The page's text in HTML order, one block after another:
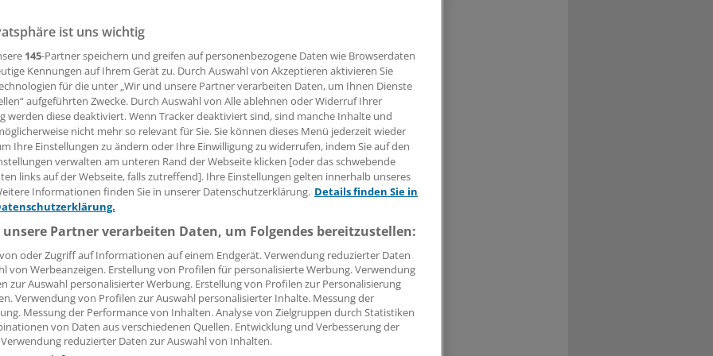
Leserin, lieber Leser,
Beitrag können Sie lesen, sobald Sie sich eingeloggt haben.
Jetzt anmelden »
Kostenlos registrieren »
vergessen?
Problem beim Login?
ist mit wenigen Klicks erledigt und kostenlos.
des kostenlosen Login:
Analysen, Hintergründe und Infografiken
Interviews und Praxis-Tipps
auf allemedizinischen Berichte und Kommentare
Voraussetzungen für den Zugang
ist uns wichtig
145-Partner speichern und greifen auf personenbezogene Daten wie Browserdaten
Kennungen auf Ihrem Gerät zu. Durch Auswahl von Akzeptieren aktivieren Sie
für die unter „Wir und unsere Partner verarbeiten Daten, um Ihnen Dienste
aufgeführten Zwecke. Durch Auswahl von Alle ablehnen oder Widerruf Ihrer
werden diese deaktiviert. Wenn Tracker deaktiviert sind, sind manche Inhalte und
nicht mehr so relevant für Sie. Sie können dieses Menü jederzeit wieder
Ihre Einstellungen zu ändern oder Ihre Einwilligung zu widerrufen, indem Sie auf den
verwalten am unteren Rand der Webseite klicken [oder das schwebende
links auf der Webseite, falls zutreffend]. Ihre Einstellungen gelten innerhalb unseres
Informationen finden Sie in unserer Datenschutzerklärung. Details finden Sie in
Partner verarbeiten Daten, um Folgendes bereitzustellen:
oder Zugriff auf Informationen auf einem Endgerät. Verwendung reduzierter Daten
von Werbeanzeigen. Erstellung von Profilen für personalisierte Werbung. Verwendung
zur Auswahl personalisierter Werbung. Erstellung von Profilen zur Personalisierung
Verwendung von Profilen zur Auswahl personalisierter Inhalte. Messung der
Messung der Performance von Inhalten. Analyse von Zielgruppen durch Statistiken
von Daten aus verschiedenen Quellen. Entwicklung und Verbesserung der
reduzierter Daten zur Auswahl von Inhalten.